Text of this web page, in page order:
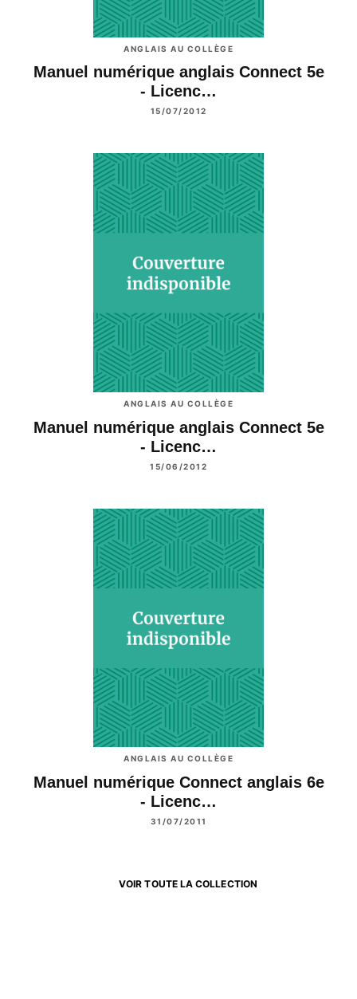
ANGLAIS AU COLLÈGE
Manuel numérique anglais Connect 5e
- Licenc…
15/07/2012
ANGLAIS AU COLLÈGE
Manuel numérique anglais Connect 5e
- Licenc…
15/06/2012
ANGLAIS AU COLLÈGE
Manuel numérique Connect anglais 6e
- Licenc…
31/07/2011
VOIR TOUTE LA COLLECTION